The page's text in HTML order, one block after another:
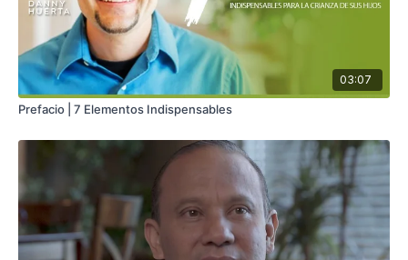
03:07
Prefacio | 7 Elementos Indispensables